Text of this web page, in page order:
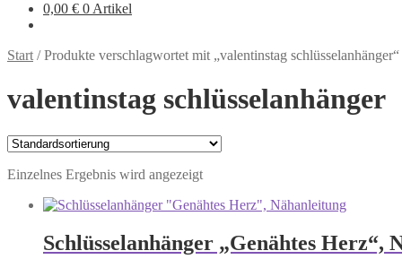
0,00 € 0 Artikel
Start /Produkte verschlagwortet mit „valentinstag schlüsselanhänger“
valentinstag schlüsselanhänger
Einzelnes Ergebnis wird angezeigt
Schlüsselanhänger „Genähtes Herz“,